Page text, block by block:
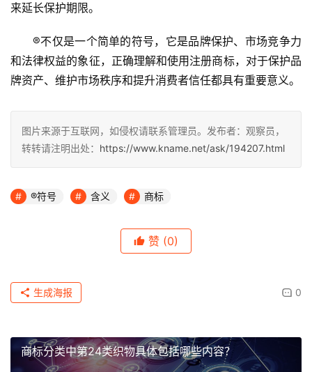
来延长保护期限。
®不仅是一个简单的符号，它是品牌保护、市场竞争力
和法律权益的象征，正确理解和使用注册商标，对于保护品
牌资产、维护市场秩序和提升消费者信任都具有重要意义。
图片来源于互联网，如侵权请联系管理员。发布者：观察员，
转转请注明出处： https://www.kname.net/ask/194207.html
®符号 含义 商标
赞 (0)
0
生成海报
商标分类中第24类织物具体包括哪些内容？